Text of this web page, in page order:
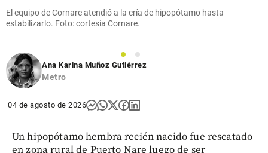
El equipo de Cornare atendió a la cría de hipopótamo hasta
estabilizarlo. Foto: cortesía Cornare.
1
2
Ana Karina Muñoz Gutiérrez
Metro
04 de agosto de 2026
Un hipopótamo hembra recién nacido fue rescatado
en zona rural de Puerto Nare luego de ser